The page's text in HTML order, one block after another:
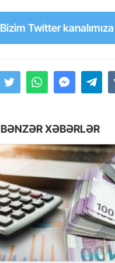
Bizim Twitter
BƏNZƏR XƏBƏRLƏR